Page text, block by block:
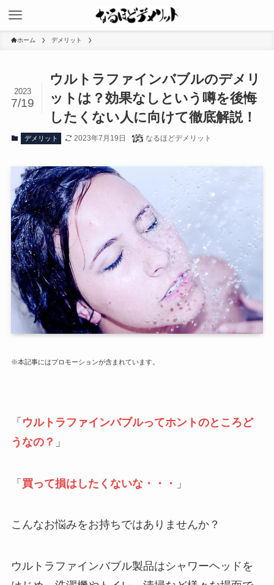
ホーム デメリット
ウルトラファインバブルのデメリ
ットは？効果なしという噂を後悔
したくない人に向けて徹底解説！
2023
7/19
デメリット 2023年7月19日 なるほどデメリット
※本記事にはプロモーションが含まれています。
「 ウルトラファインバブルってホントのところど
うなの？ 」
「 買って損はしたくないな・・・ 」
こんなお悩みをお持ちではありませんか？
ウルトラファインバブル製品はシャワーヘッドを